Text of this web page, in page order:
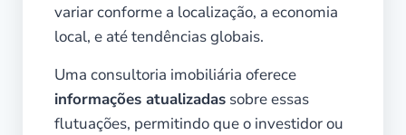
variar conforme a localização, a economia
local, e até tendências globais.
Uma consultoria imobiliária oferece
informações atualizadas sobre essas
flutuações, permitindo que o investidor ou